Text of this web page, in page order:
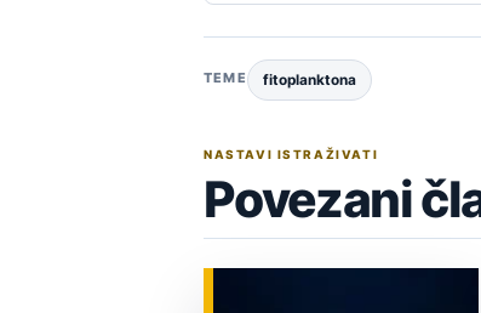
TEME fitoplanktona
NASTAVI ISTRAŽIVATI
Povezani